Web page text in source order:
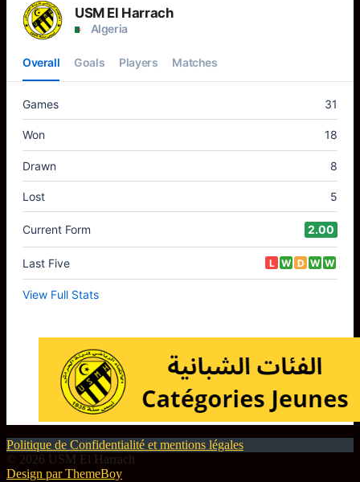
Politique de Confidentialité et mentions légales
© 2026 USM El Harrach
Design par ThemeBoy